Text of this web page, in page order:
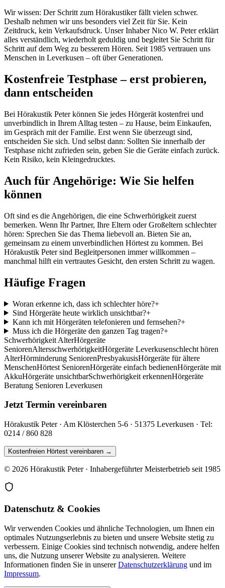
Wir wissen: Der Schritt zum Hörakustiker fällt vielen schwer.
Deshalb nehmen wir uns besonders viel Zeit für Sie. Kein
Zeitdruck, kein Verkaufsdruck. Unser Inhaber Nico W. Peter erklärt
alles verständlich, wiederholt geduldig und begleitet Sie Schritt für
Schritt auf dem Weg zu besserem Hören. Seit 1985 vertrauen uns
Menschen in Leverkusen – oft über Generationen.
Kostenfreie Testphase – erst probieren,
dann entscheiden
Bei Hörakustik Peter können Sie jedes Hörgerät kostenfrei und
unverbindlich in Ihrem Alltag testen – zu Hause, beim Einkaufen,
im Gespräch mit der Familie. Erst wenn Sie überzeugt sind,
entscheiden Sie sich. Und selbst dann: Sollten Sie innerhalb der
Testphase nicht zufrieden sein, geben Sie die Geräte einfach zurück.
Kein Risiko, kein Kleingedrucktes.
Auch für Angehörige: Wie Sie helfen
können
Oft sind es die Angehörigen, die eine Schwerhörigkeit zuerst
bemerken. Wenn Ihr Partner, Ihre Eltern oder Großeltern schlechter
hören: Sprechen Sie das Thema liebevoll an. Bieten Sie an,
gemeinsam zu einem unverbindlichen Hörtest zu kommen. Bei
Hörakustik Peter sind Begleitpersonen immer willkommen –
manchmal hilft ein vertrautes Gesicht, den ersten Schritt zu wagen.
Häufige Fragen
Woran erkenne ich, dass ich schlechter höre?+
Sind Hörgeräte heute wirklich unsichtbar?+
Kann ich mit Hörgeräten telefonieren und fernsehen?+
Muss ich die Hörgeräte den ganzen Tag tragen?+
Schwerhörigkeit AlterHörgeräte
SeniorenAltersschwerhörigkeitHörgeräte Leverkusenschlecht hören
AlterHörminderung SeniorenPresbyakusisHörgeräte für ältere
MenschenHörtest SeniorenHörgeräte einfach bedienenHörgeräte mit
AkkuHörgeräte unsichtbarSchwerhörigkeit erkennenHörgeräte
Beratung Senioren Leverkusen
Jetzt Termin vereinbaren
Hörakustik Peter · Am Klösterchen 5-6 · 51375 Leverkusen · Tel:
0214 / 860 828
Kostenfreien Hörtest vereinbaren →
© 2026 Hörakustik Peter · Inhabergeführter Meisterbetrieb seit 1985
Datenschutz & Cookies
Wir verwenden Cookies und ähnliche Technologien, um Ihnen ein
optimales Nutzungserlebnis zu bieten und unsere Website stetig zu
verbessern. Einige Cookies sind technisch notwendig, andere helfen
uns, die Nutzung unserer Website zu analysieren. Weitere
Informationen finden Sie in unserer Datenschutzerklärung und im
Impressum.